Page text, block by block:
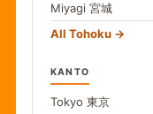
Miyagi 宮城
All Tohoku
KANTO
Tokyo 東京